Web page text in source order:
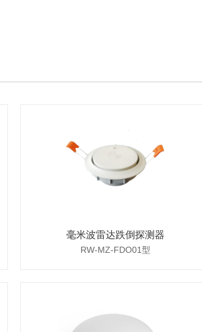
毫米波雷达跌倒探测器
RW-MZ-FDO01型